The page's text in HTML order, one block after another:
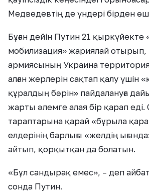
Медведевтің де үндері бірден
Бұған дейін Путин 21 қыркүйекте
мобилизация» жариялай отырып,
армиясының Украина
алған жерлерін сақтап қалу үшін
құралдың бәрін» пайдалануға
жарты әлемге алая бір қарап еді.
тараптарына қарай «бұрыла
елдерінің барлығы «желдің
айтып, қорқытқан да болатын.
«Бұл сандырақ емес», – деп
сонда Путин.